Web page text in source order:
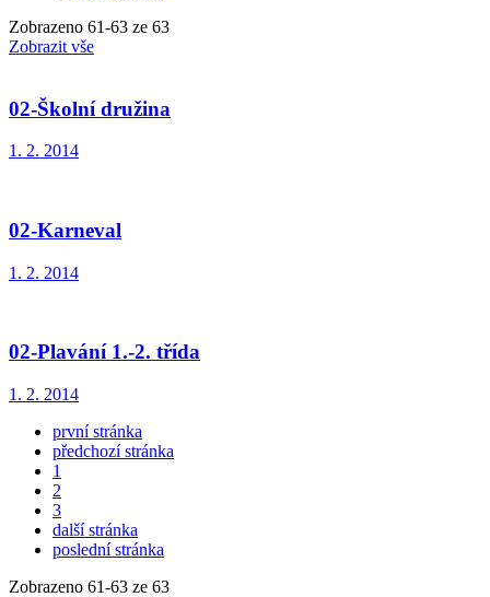
Zobrazeno 61-63 ze 63
Zobrazit vše
02-Školní družina
1. 2. 2014
02-Karneval
1. 2. 2014
02-Plavání 1.-2. třída
1. 2. 2014
první stránka
předchozí stránka
1
2
3
další stránka
poslední stránka
Zobrazeno 61-63 ze 63